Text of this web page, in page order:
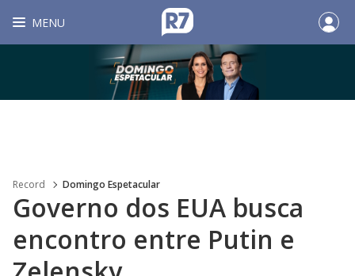
MENU
Record Domingo Espetacular
Governo dos EUA busca
encontro entre Putin e